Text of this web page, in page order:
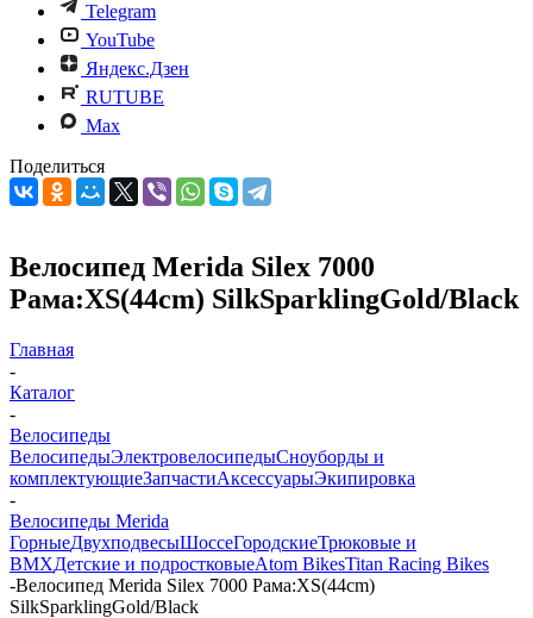
Telegram
YouTube
Яндекс.Дзен
RUTUBE
Max
Поделиться
Велосипед Merida Silex 7000
Рама:XS(44cm) SilkSparklingGold/Black
Главная
-
Каталог
-
Велосипеды
ВелосипедыЭлектровелосипедыCноуборды и
комплектующиеЗапчастиАксессуарыЭкипировка
-
Велосипеды Merida
ГорныеДвухподвесыШоссеГородскиеТрюковые и
BMXДетские и подростковыеAtom BikesTitan Racing Bikes
-Велосипед Merida Silex 7000 Рама:XS(44cm)
SilkSparklingGold/Black